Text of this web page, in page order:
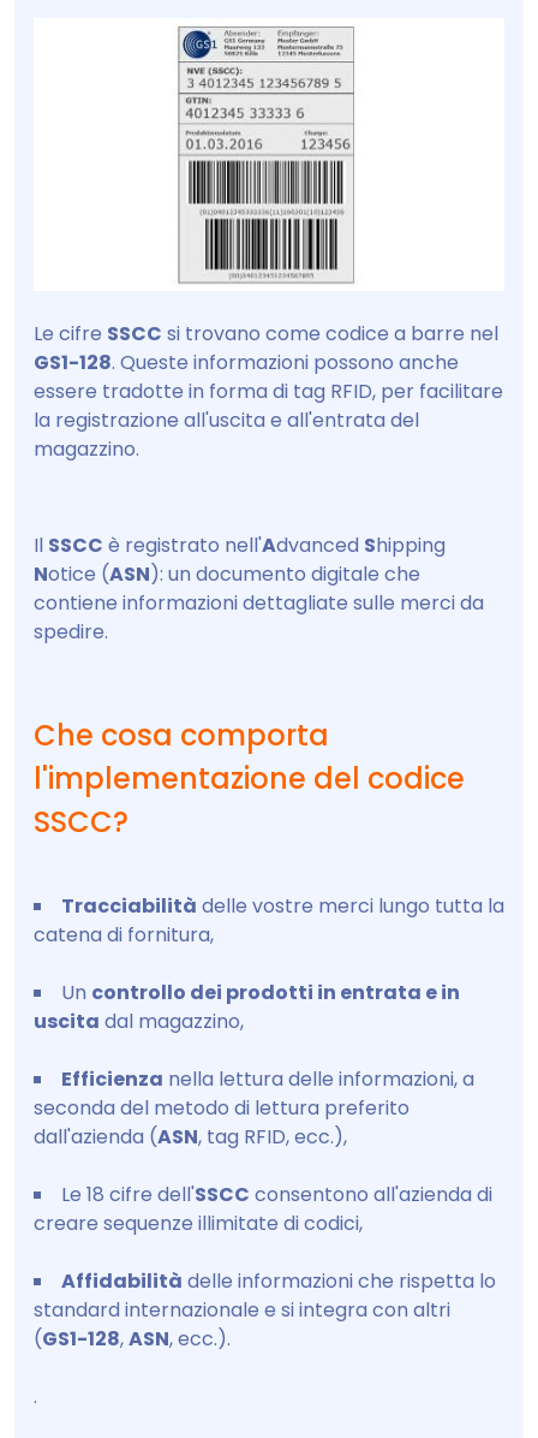
Le cifre SSCC si trovano come codice a barre nel
GS1-128. Queste informazioni possono anche
essere tradotte in forma di tag RFID, per facilitare
la registrazione all'uscita e all'entrata del
magazzino.
Il SSCC è registrato nell'Advanced Shipping
Notice (ASN): un documento digitale che
contiene informazioni dettagliate sulle merci da
spedire.
Che cosa comporta
l'implementazione del codice
SSCC?
Tracciabilità delle vostre merci lungo tutta la
catena di fornitura,
Un controllo dei prodotti in entrata e in
uscita dal magazzino,
Efficienza nella lettura delle informazioni, a
seconda del metodo di lettura preferito
dall'azienda (ASN, tag RFID, ecc.),
Le 18 cifre dell'SSCC consentono all'azienda di
creare sequenze illimitate di codici,
Affidabilità delle informazioni che rispetta lo
standard internazionale e si integra con altri
(GS1-128,ASN, ecc.).
.